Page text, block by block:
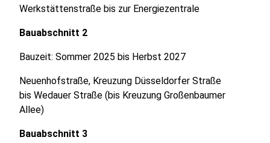
Werkstättenstraße bis zur Energiezentrale
Bauabschnitt 2
Bauzeit: Sommer 2025 bis Herbst 2027
Neuenhofstraße, Kreuzung Düsseldorfer Straße
bis Wedauer Straße (bis Kreuzung Großenbaumer
Allee)
Bauabschnitt 3